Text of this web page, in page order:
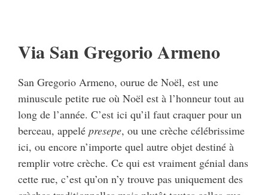
Via San Gregorio Armeno
San Gregorio Armeno, ourue de Noël, est une
minuscule petite rue où Noël est à l’honneur tout au
long de l’année. C’est ici qu’il faut craquer pour un
berceau, appelé presepe, ou une crèche célébrissime
ici, ou encore n’importe quel autre objet destiné à
remplir votre crèche. Ce qui est vraiment génial dans
cette rue, c’est qu’on n’y trouve pas uniquement des